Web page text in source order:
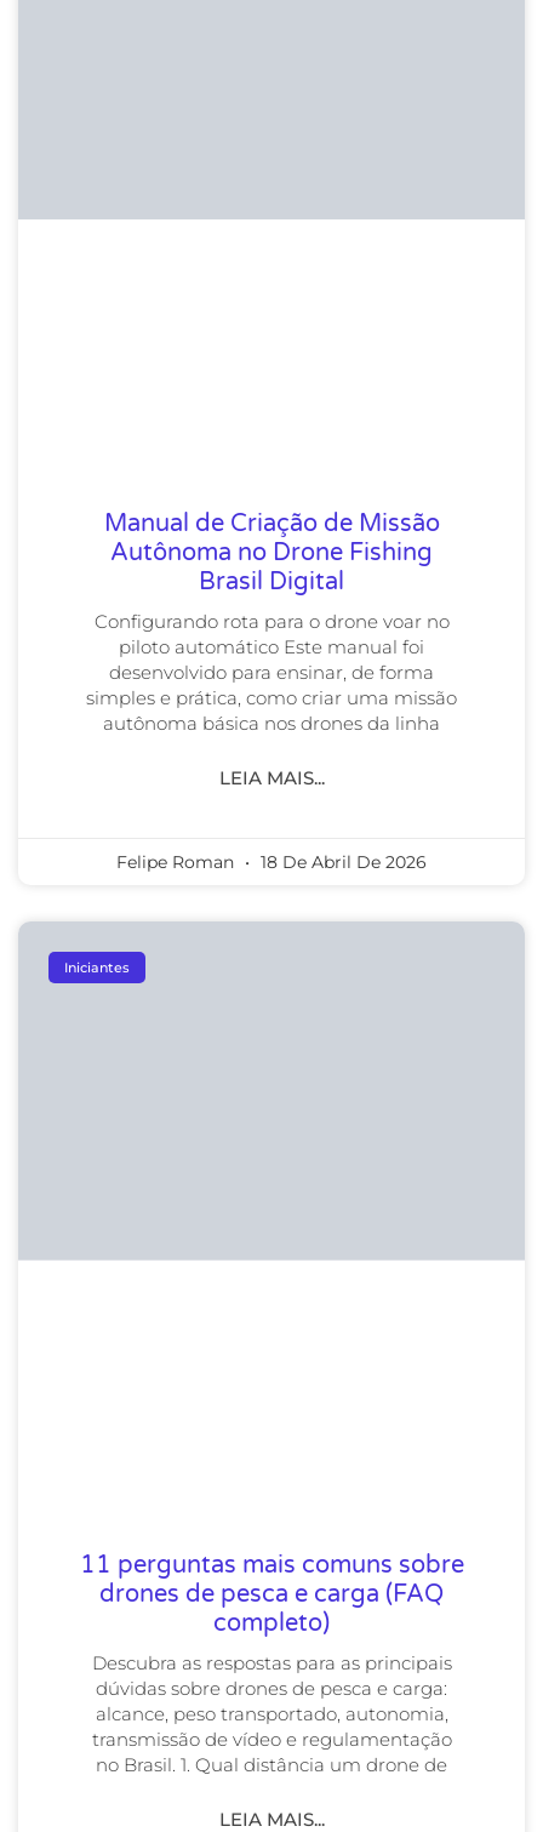
Manual de Criação de Missão
Autônoma no Drone Fishing
Brasil Digital
Configurando rota para o drone voar no
piloto automático Este manual foi
desenvolvido para ensinar, de forma
simples e prática, como criar uma missão
autônoma básica nos drones da linha
LEIA MAIS...
Felipe Roman 18 De Abril De 2026
Iniciantes
11 perguntas mais comuns sobre
drones de pesca e carga (FAQ
completo)
Descubra as respostas para as principais
dúvidas sobre drones de pesca e carga:
alcance, peso transportado, autonomia,
transmissão de vídeo e regulamentação
no Brasil. 1. Qual distância um drone de
LEIA MAIS...